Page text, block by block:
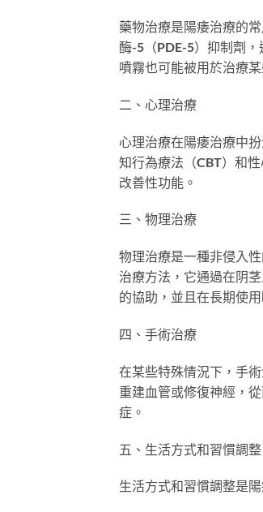
藥物治療是陽痿治療的
酶-5（PDE-5）抑制劑
噴霧也可能被用於治療
二、心理治療
心理治療在陽痿治療中
知行為療法（CBT）和
改善性功能。
三、物理治療
物理治療是一種非侵入
治療方法，它通過在阴
的協助，並且在長期使
四、手術治療
在某些特殊情況下，手
重建血管或修復神經，
症。
五、生活方式和習慣調整
生活方式和習慣調整是